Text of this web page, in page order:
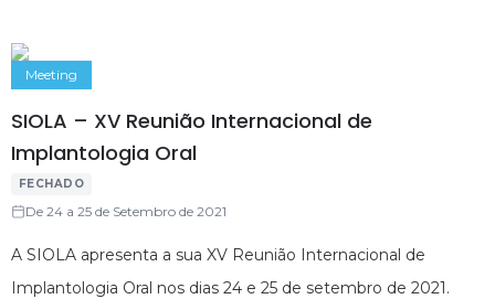
Meeting
SIOLA – XV Reunião Internacional de
Implantologia Oral
FECHADO
De 24 a 25 de Setembro de 2021
A SIOLA apresenta a sua XV Reunião Internacional de
Implantologia Oral nos dias 24 e 25 de setembro de 2021.